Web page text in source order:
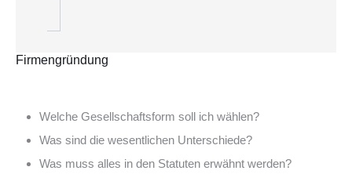
Firmengründung
Welche Gesellschaftsform soll ich wählen?
Was sind die wesentlichen Unterschiede?
Was muss alles in den Statuten erwähnt werden?